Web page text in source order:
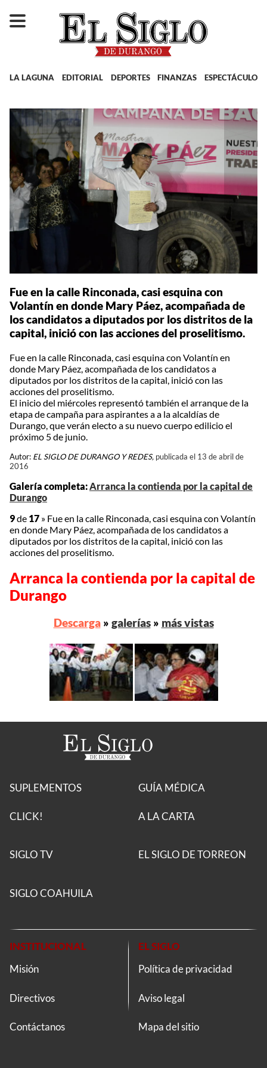
LA LAGUNA EDITORIAL DEPORTES FINANZAS ESPECTÁCULOS
Fue en la calle Rinconada, casi esquina con
Volantín en donde Mary Páez, acompañada de
los candidatos a diputados por los distritos de la
capital, inició con las acciones del proselitismo.
Fue en la calle Rinconada, casi esquina con Volantín en
donde Mary Páez, acompañada de los candidatos a
diputados por los distritos de la capital, inició con las
acciones del proselitismo.
El inicio del miércoles representó también el arranque de la
etapa de campaña para aspirantes a a la alcaldías de
Durango, que verán electo a su nuevo cuerpo edilicio el
próximo 5 de junio.
Autor: EL SIGLO DE DURANGO Y REDES, publicada el 13 de abril de
2016
Galería completa: Arranca la contienda por la capital de
Durango
9de 17 » Fue en la calle Rinconada, casi esquina con Volantín
en donde Mary Páez, acompañada de los candidatos a
diputados por los distritos de la capital, inició con las
acciones del proselitismo.
Arranca la contienda por la capital de
Durango
Descarga» galerías» más vistas
SUPLEMENTOS
CLICK!
GUÍA MÉDICA
A LA CARTA
SIGLO TV EL SIGLO DE TORREON
SIGLO COAHUILA
INSTITUCIONAL
Misión
Directivos
Contáctanos
EL SIGLO
Política de privacidad
Aviso legal
Mapa del sitio